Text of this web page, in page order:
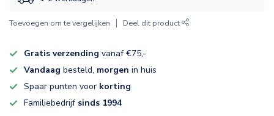
Toevoegen om te vergelijken Deel dit product
Gratis verzending vanaf €75,-
Vandaag besteld, morgen in huis
Spaar punten voor korting
Familiebedrijf sinds 1994